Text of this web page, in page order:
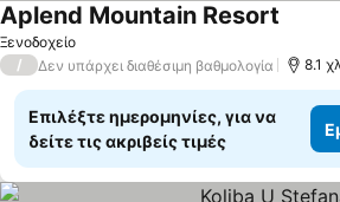
Ξενοδοχείο
Aplend Mountain Resort
/ Δεν υπάρχει διαθέσιμη βαθμολογία 8.1
Επιλέξτε ημερομηνίες, για να
δείτε τις ακριβείς τιμές